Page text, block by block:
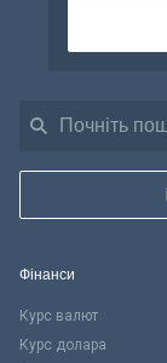
Фінанси
Курс валют
Курс долара